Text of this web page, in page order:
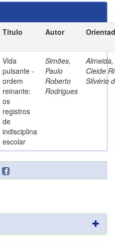
Título Autor
Vida
pulsante -
ordem
reinante:
os
registros
de
indisciplina
escolar
Simões,
Paulo
Roberto
Rodrigues
Almeida,
Cleide
Silvério